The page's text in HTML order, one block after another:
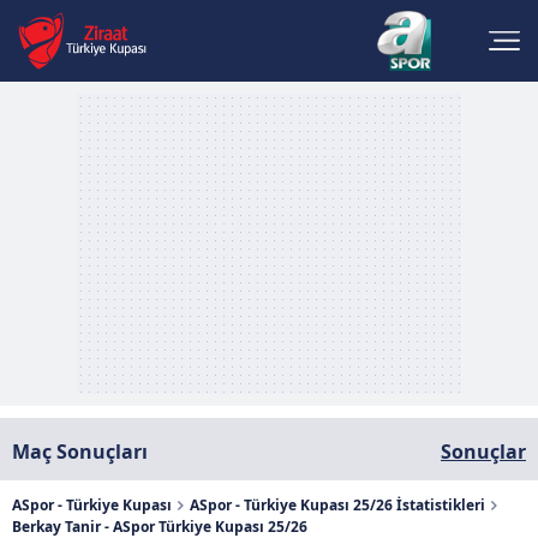
Maç Sonuçları Sonuçlar
ASpor - Türkiye Kupası
ASpor - Türkiye Kupası 25/26 İstatistikleri
Berkay Tanir - ASpor Türkiye Kupası 25/26